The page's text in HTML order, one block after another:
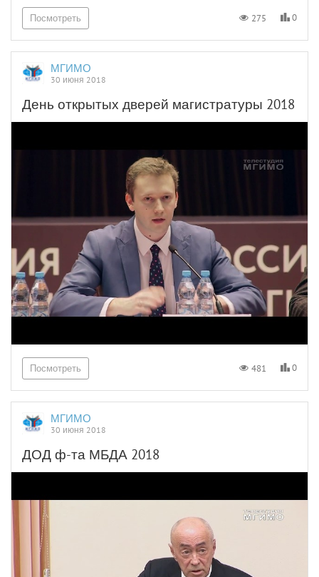
Посмотреть 275 0
МГИМО
30 июня 2018
День открытых дверей магистратуры 2018
Посмотреть 481 0
МГИМО
30 июня 2018
ДОД ф-та МБДА 2018